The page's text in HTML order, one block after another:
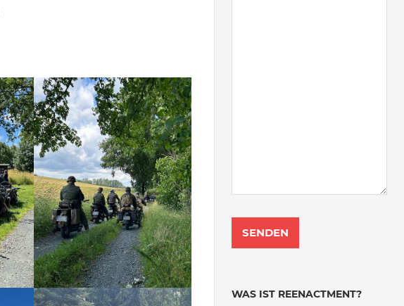
WAS IST REENACTMENT?